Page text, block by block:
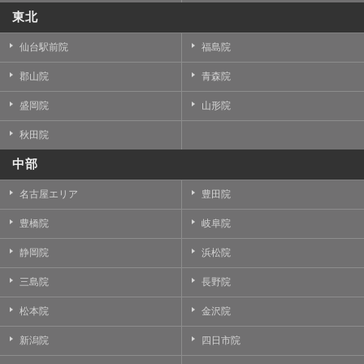
東北
仙台駅前院 福島院
郡山院 青森院
盛岡院 山形院
秋田院
中部
名古屋エリア 豊田院
豊橋院 岐阜院
静岡院 浜松院
三島院 長野院
松本院 金沢院
新潟院 四日市院